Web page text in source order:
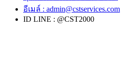
อีเมล์ : admin@cstservices.com
ID LINE : @CST2000